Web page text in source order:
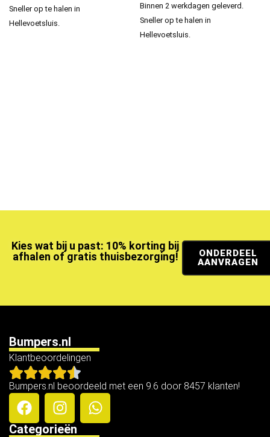
Sneller op te halen in
Hellevoetsluis.
Binnen 2 werkdagen geleverd.
Sneller op te halen in
Hellevoetsluis.
Kies wat bij u past: 10% korting bij
afhalen of gratis thuisbezorging!
ONDERDEEL
AANVRAGEN
Bumpers.nl
Klantbeoordelingen
Bumpers.nl beoordeeld met een 9.6 door 8457 klanten!
Categorieën